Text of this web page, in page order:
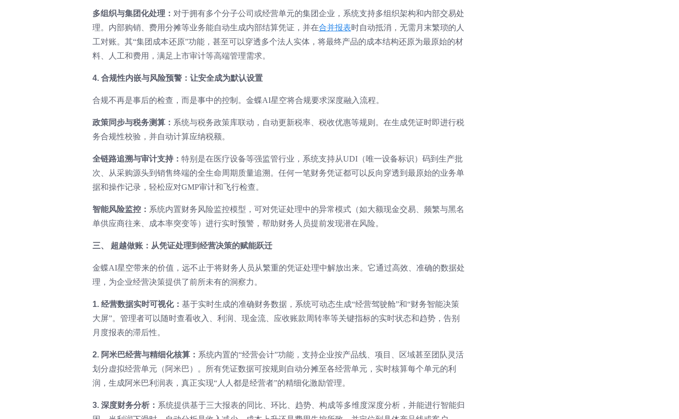
多组织与集团化处理： 对于拥有多个分子公司或经营单元的集团企业，系统支持多组织架构和内部交易处
理。内部购销、费用分摊等业务能自动生成内部结算凭证，并在合并报表时自动抵消，无需月末繁琐的人
工对账。其“集团成本还原”功能，甚至可以穿透多个法人实体，将最终产品的成本结构还原为最原始的材
料、人工和费用，满足上市审计等高端管理需求。
4. 合规性内嵌与风险预警：让安全成为默认设置
合规不再是事后的检查，而是事中的控制。金蝶AI星空将合规要求深度融入流程。
政策同步与税务测算： 系统与税务政策库联动，自动更新税率、税收优惠等规则。在生成凭证时即进行税
务合规性校验，并自动计算应纳税额。
全链路追溯与审计支持： 特别是在医疗设备等强监管行业，系统支持从UDI（唯一设备标识）码到生产批
次、从采购源头到销售终端的全生命周期质量追溯。任何一笔财务凭证都可以反向穿透到最原始的业务单
据和操作记录，轻松应对GMP审计和飞行检查。
智能风险监控： 系统内置财务风险监控模型，可对凭证处理中的异常模式（如大额现金交易、频繁与黑名
单供应商往来、成本率突变等）进行实时预警，帮助财务人员提前发现潜在风险。
三、 超越做账：从凭证处理到经营决策的赋能跃迁
金蝶AI星空带来的价值，远不止于将财务人员从繁重的凭证处理中解放出来。它通过高效、准确的数据处
理，为企业经营决策提供了前所未有的洞察力。
1. 经营数据实时可视化： 基于实时生成的准确财务数据，系统可动态生成“经营驾驶舱”和“财务智能决策
大屏”。管理者可以随时查看收入、利润、现金流、应收账款周转率等关键指标的实时状态和趋势，告别
月度报表的滞后性。
2. 阿米巴经营与精细化核算： 系统内置的“经营会计”功能，支持企业按产品线、项目、区域甚至团队灵活
划分虚拟经营单元（阿米巴）。所有凭证数据可按规则自动分摊至各经营单元，实时核算每个单元的利
润，生成阿米巴利润表，真正实现“人人都是经营者”的精细化激励管理。
3. 深度财务分析： 系统提供基于三大报表的同比、环比、趋势、构成等多维度深度分析，并能进行智能归